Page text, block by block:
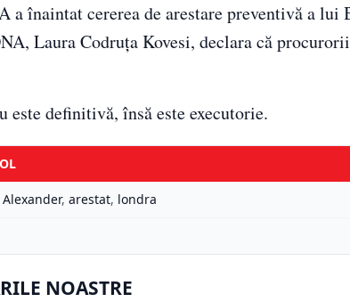
a înaintat cererea de arestare preventivă a
Laura Codruţa Kovesi, declara că
este definitivă, însă este executorie.
Alexander, arestat, londra
NOASTRE